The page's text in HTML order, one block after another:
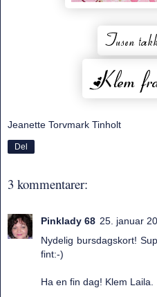
Jeanette Torvmark Tinholt
Del
3 kommentarer:
Pinklady 68 25. januar
Nydelig bursdagskort!
fint:-)
Ha en fin dag! Klem Laila.